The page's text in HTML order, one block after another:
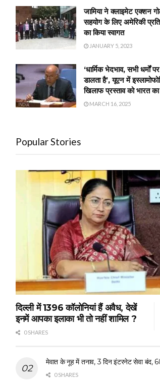
जामिया ने क्लाइमेट एक्शन
सहयोग के लिए अमेरिकी
का किया स्वागत
JANUARY 5, 2023
‘धार्मिक भेदभाव, सभी धर्मों
डालता है’, यूएन में
खिलाफ प्रस्ताव को भारत
MARCH 16, 2025
Popular Stories
दिल्ली में 1396 कॉलोनियां हैं अवैध, देखें
इनमें आपका इलाका भी तो नहीं शामिल ?
0 SHARES
मेवात के नूह में तनाव, 3 दिन इंटरनेट सेवा बंद,
0 SHARES